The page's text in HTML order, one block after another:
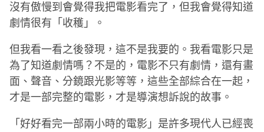
沒有傲慢到會覺得我把電影看完了，但我會覺得知道
劇情很有「收穫」。
但我看一看之後發現，這不是我要的。我看電影只是
為了知道劇情嗎？不是的，電影不只有劇情，還有畫
面、聲音、分鏡跟光影等等，這些全部綜合在一起，
才是一部完整的電影，才是導演想訴說的故事。
「好好看完一部兩小時的電影」是許多現代人已經喪